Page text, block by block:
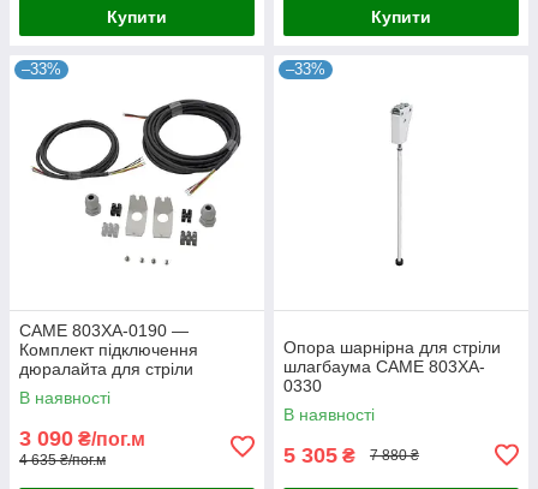
Купити Купити
–33%
CAME 803XA-0190 —
Комплект підключення
дюралайта для стріли
шлагбаума з шарнірним
з'єднанням
В наявності
3 090 ₴/пог.м
4 635 ₴/пог.м
–33%
Опора шарнірна для стріли
шлагбаума CAME 803XA-
0330
В наявності
5 305 ₴ 7 880 ₴